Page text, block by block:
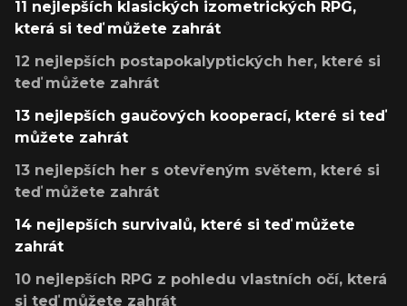
11 nejlepších klasických izometrických RPG,
která si teď můžete zahrát
12 nejlepších postapokalyptických her, které si
teď můžete zahrát
13 nejlepších gaučových kooperací, které si teď
můžete zahrát
13 nejlepších her s otevřeným světem, které si
teď můžete zahrát
14 nejlepších survivalů, které si teď můžete
zahrát
10 nejlepších RPG z pohledu vlastních očí, která
si teď můžete zahrát